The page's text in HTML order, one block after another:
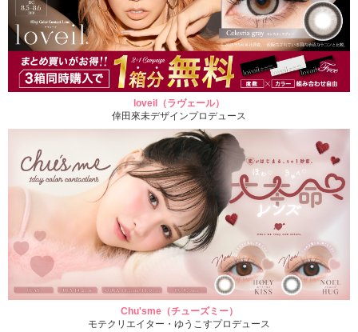
loveil（ラヴェール）
倖田來未デザインプロデュース
Chu'sme（チューズミー）
モテクリエイター・ゆうこすプロデュース